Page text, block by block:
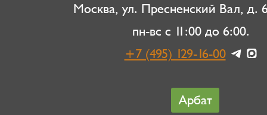
Москва, ул. Пресненский Вал, д.
пн-вс с 11:00 до 6:00.
+7 (495) 129-16-00
Арбат